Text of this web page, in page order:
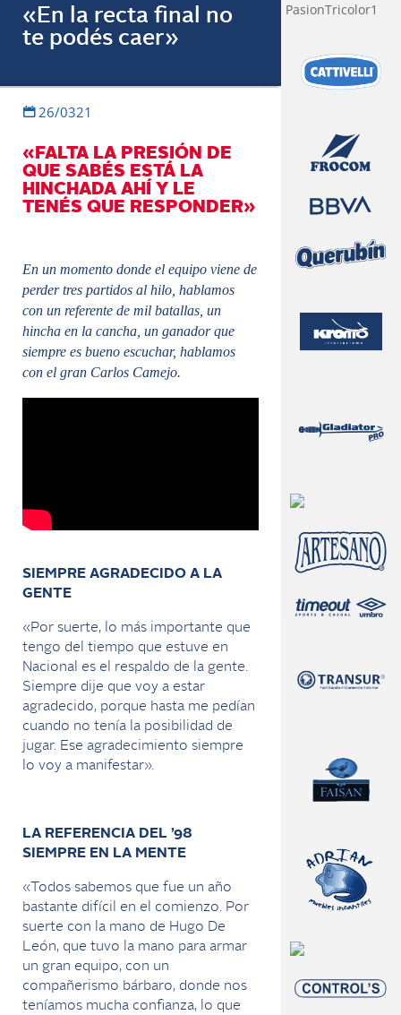
«En la recta final no
te podés caer»
26/0321
«FALTA LA PRESIÓN DE
QUE SABÉS ESTÁ LA
HINCHADA AHÍ Y LE
TENÉS QUE RESPONDER»
En un momento donde el equipo viene de
perder tres partidos al hilo, hablamos
con un referente de mil batallas, un
hincha en la cancha, un ganador que
siempre es bueno escuchar, hablamos
con el gran Carlos Camejo.
SIEMPRE AGRADECIDO A LA
GENTE
«Por suerte, lo más importante que
tengo del tiempo que estuve en
Nacional es el respaldo de la gente.
Siempre dije que voy a estar
agradecido, porque hasta me pedían
cuando no tenía la posibilidad de
jugar. Ese agradecimiento siempre
lo voy a manifestar».
LA REFERENCIA DEL ’98
SIEMPRE EN LA MENTE
«Todos sabemos que fue un año
bastante difícil en el comienzo. Por
suerte con la mano de Hugo De
León, que tuvo la mano para armar
un gran equipo, con un
compañerismo bárbaro, donde nos
teníamos mucha confianza, lo que
PasionTricolor1